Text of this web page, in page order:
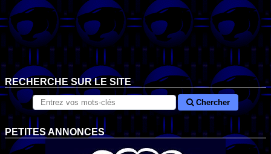
RECHERCHE SUR LE SITE
Chercher
PETITES ANNONCES